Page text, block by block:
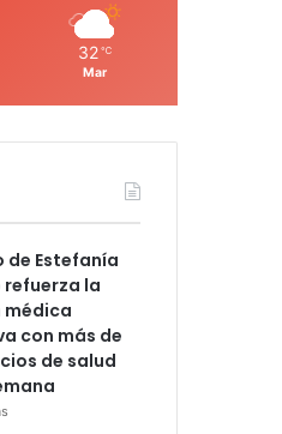
32 ℃
Mar
de Estefanía
la
con más de
de salud